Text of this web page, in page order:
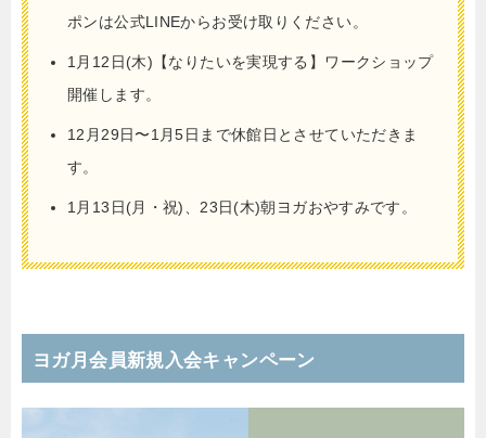
ポンは公式LINEからお受け取りください。
1月12日(木)【なりたいを実現する】ワークショップ
開催します。
12月29日〜1月5日まで休館日とさせていただきま
す。
1月13日(月・祝)、23日(木)朝ヨガおやすみです。
ヨガ月会員新規入会キャンペーン